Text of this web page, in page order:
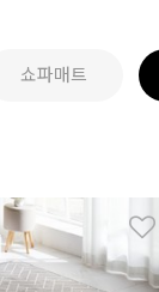
쇼파매트